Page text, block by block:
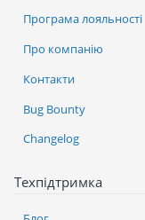
Програма лояльності
Про компанію
Контакти
Bug Bounty
Changelog
Техпідтримка